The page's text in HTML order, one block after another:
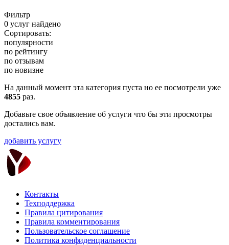
Фильтр
0 услуг найдено
Сортировать:
популярности
по рейтингу
по отзывам
по новизне
На данный момент эта категория пуста но ее посмотрели уже
4855 раз.
Добавьте свое объявление об услуги что бы эти просмотры
достались вам.
добавить услугу
Контакты
Техподдержка
Правила цитирования
Правила комментирования
Пользовательское соглашение
Политика конфиденциальности